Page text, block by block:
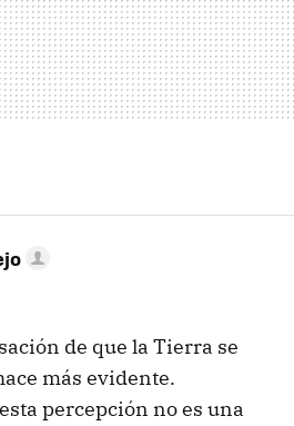
de que la Tierra se
más evidente.
percepción no es una